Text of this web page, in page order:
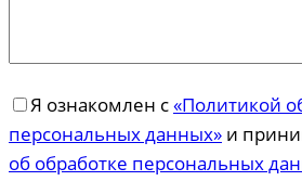
Я ознакомлен с«Политикой
персональных данных» и
об обработке персональных